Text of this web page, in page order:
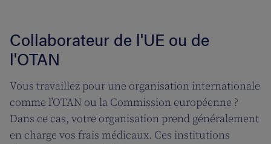
Collaborateur de l'UE ou de
l'OTAN
Vous travaillez pour une organisation internationale
comme l’OTAN ou la Commission européenne ?
Dans ce cas, votre organisation prend généralement
en charge vos frais médicaux. Ces institutions